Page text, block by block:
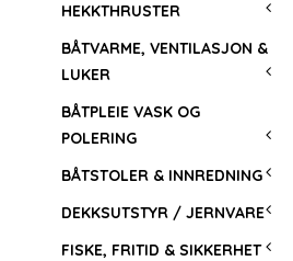
HEKKTHRUSTER
BÅTVARME, VENTILASJON &
LUKER
BÅTPLEIE VASK OG
POLERING
BÅTSTOLER & INNREDNING
DEKKSUTSTYR / JERNVARE
FISKE, FRITID & SIKKERHET